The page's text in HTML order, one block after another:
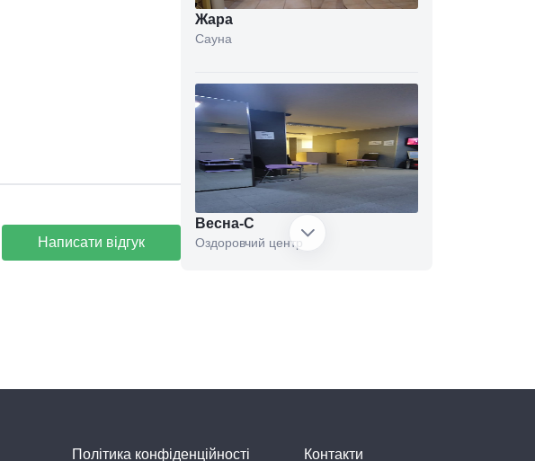
Написати відгук
Жара
Сауна
Весна-С
Оздоровчий центр
SPA-салон
Політика конфіденційності Контакти